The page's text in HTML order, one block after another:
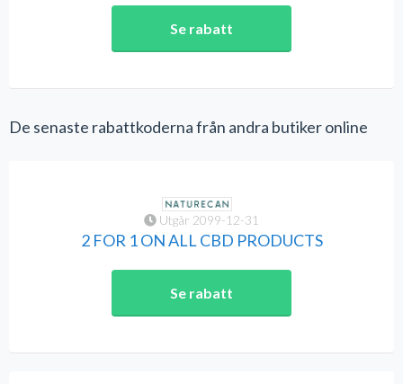
Se rabatt
De senaste rabattkoderna från andra butiker online
Utgår 2099-12-31
2 FOR 1 ON ALL CBD PRODUCTS
Se rabatt